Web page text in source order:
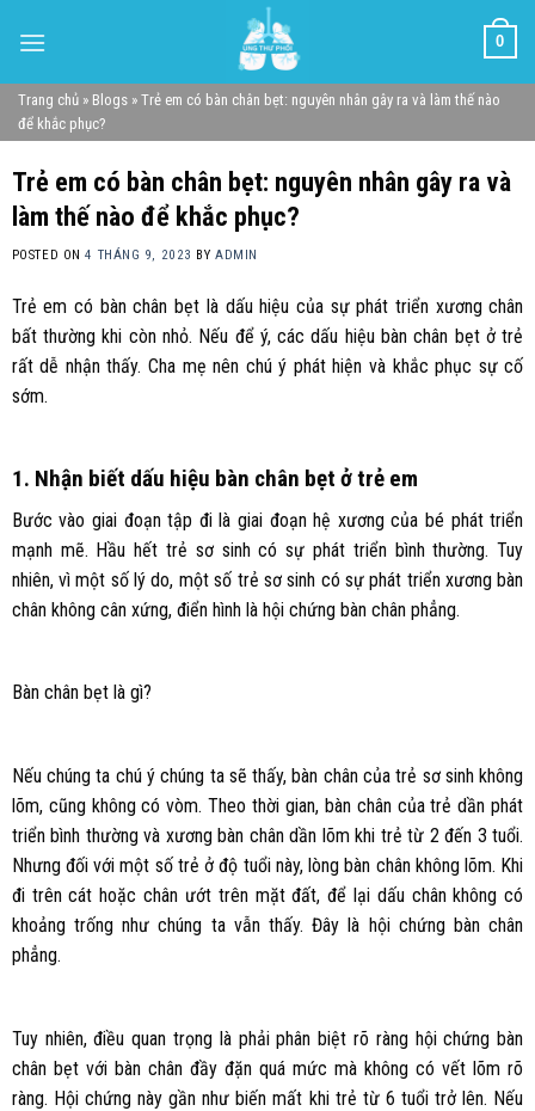
0
Trang chủ » Blogs » Trẻ em có bàn chân bẹt: nguyên nhân gây ra và làm thế nào
để khắc phục?
Trẻ em có bàn chân bẹt: nguyên nhân gây ra và
làm thế nào để khắc phục?
POSTED ON4 THÁNG 9, 2023 BYADMIN
Trẻ em có bàn chân bẹt là dấu hiệu của sự phát triển xương chân
bất thường khi còn nhỏ. Nếu để ý, các dấu hiệu bàn chân bẹt ở trẻ
rất dễ nhận thấy. Cha mẹ nên chú ý phát hiện và khắc phục sự cố
sớm.
1. Nhận biết dấu hiệu bàn chân bẹt ở trẻ em
Bước vào giai đoạn tập đi là giai đoạn hệ xương của bé phát triển
mạnh mẽ. Hầu hết trẻ sơ sinh có sự phát triển bình thường. Tuy
nhiên, vì một số lý do, một số trẻ sơ sinh có sự phát triển xương bàn
chân không cân xứng, điển hình là hội chứng bàn chân phẳng.
Bàn chân bẹt là gì?
Nếu chúng ta chú ý chúng ta sẽ thấy, bàn chân của trẻ sơ sinh không
lõm, cũng không có vòm. Theo thời gian, bàn chân của trẻ dần phát
triển bình thường và xương bàn chân dần lõm khi trẻ từ 2 đến 3 tuổi.
Nhưng đối với một số trẻ ở độ tuổi này, lòng bàn chân không lõm. Khi
đi trên cát hoặc chân ướt trên mặt đất, để lại dấu chân không có
khoảng trống như chúng ta vẫn thấy. Đây là hội chứng bàn chân
phẳng.
Tuy nhiên, điều quan trọng là phải phân biệt rõ ràng hội chứng bàn
chân bẹt với bàn chân đầy đặn quá mức mà không có vết lõm rõ
ràng. Hội chứng này gần như biến mất khi trẻ từ 6 tuổi trở lên. Nếu